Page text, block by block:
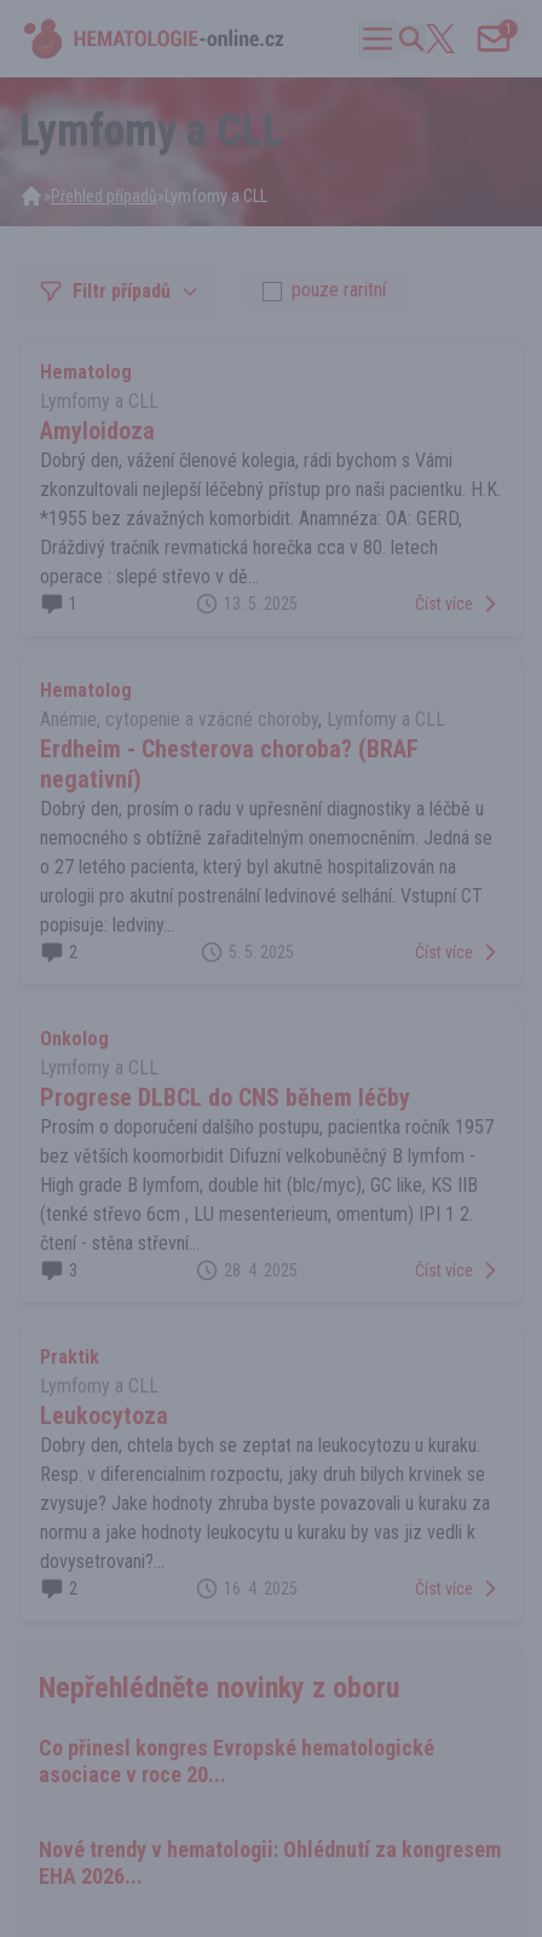
1
Lymfomy a CLL
»Přehled případů» Lymfomy a CLL
Filtr případů pouze raritní
Hematolog
Lymfomy a CLL
Amyloidoza
Dobrý den, vážení členové kolegia, rádi bychom s Vámi
zkonzultovali nejlepší léčebný přístup pro naši pacientku. H.K.
*1955 bez závažných komorbidit. Anamnéza: OA: GERD,
Dráždivý tračník revmatická horečka cca v 80. letech
operace : slepé střevo v dě...
1 13. 5. 2025 Číst více
Hematolog
Anémie, cytopenie a vzácné choroby, Lymfomy a CLL
Erdheim - Chesterova choroba? (BRAF
negativní)
Dobrý den, prosím o radu v upřesnění diagnostiky a léčbě u
nemocného s obtížně zařaditelným onemocněním. Jedná se
o 27 letého pacienta, který byl akutně hospitalizován na
urologii pro akutní postrenální ledvinové selhání. Vstupní CT
popisuje: ledviny...
2 5. 5. 2025 Číst více
Onkolog
Lymfomy a CLL
Progrese DLBCL do CNS během léčby
Prosím o doporučení dalšího postupu, pacientka ročník 1957
bez větších koomorbidit Difuzní velkobuněčný B lymfom -
High grade B lymfom, double hit (blc/myc), GC like, KS IIB
(tenké střevo 6cm , LU mesenterieum, omentum) IPI 1 2.
čtení - stěna střevní...
3 28. 4. 2025 Číst více
Praktik
Lymfomy a CLL
Leukocytoza
Dobry den, chtela bych se zeptat na leukocytozu u kuraku.
Resp. v diferencialnim rozpoctu, jaky druh bilych krvinek se
zvysuje? Jake hodnoty zhruba byste povazovali u kuraku za
normu a jake hodnoty leukocytu u kuraku by vas jiz vedli k
dovysetrovani?...
2 16. 4. 2025 Číst více
Nepřehlédněte novinky z oboru
Co přinesl kongres Evropské hematologické
asociace v roce 20...
Nové trendy v hematologii: Ohlédnutí za kongresem
EHA 2026...